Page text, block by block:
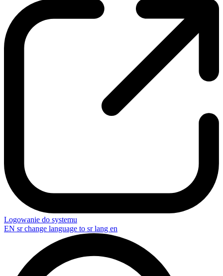
Logowanie do systemu
EN sr change language to sr lang en